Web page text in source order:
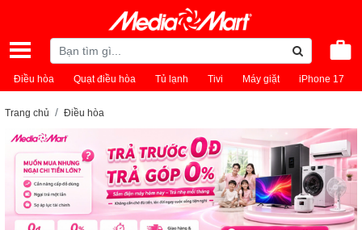
Điều hòa Quạt điều hòa Tủ lạnh Tivi Máy giặt iPhone 17
Trang chủ Điều hòa